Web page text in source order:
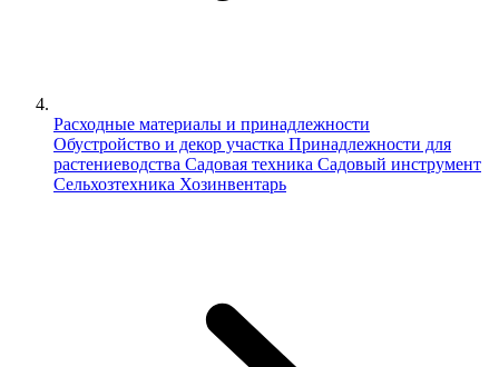
Расходные материалы и принадлежности
Обустройство и декор участка Принадлежности для
растениеводства Садовая техника Садовый инструмент
Сельхозтехника Хозинвентарь